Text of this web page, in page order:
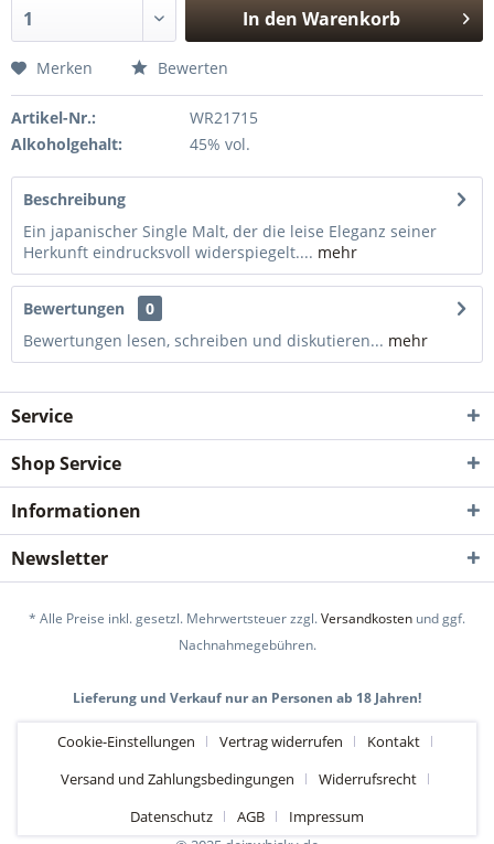
In den Warenkorb
Merken Bewerten
Artikel-Nr.:
WR21715
Alkoholgehalt:
45% vol.
Beschreibung
Ein japanischer Single Malt, der die leise Eleganz seiner
Herkunft eindrucksvoll widerspiegelt.... mehr
Bewertungen
0
Bewertungen lesen, schreiben und diskutieren... mehr
Service
Shop Service
Informationen
Newsletter
* Alle Preise inkl. gesetzl. Mehrwertsteuer zzgl.Versandkosten und ggf.
Nachnahmegebühren.
Lieferung und Verkauf nur an Personen ab 18 Jahren!
Cookie-Einstellungen Vertrag widerrufen
Kontakt
Versand und Zahlungsbedingungen
Widerrufsrecht
Datenschutz
AGB
Impressum